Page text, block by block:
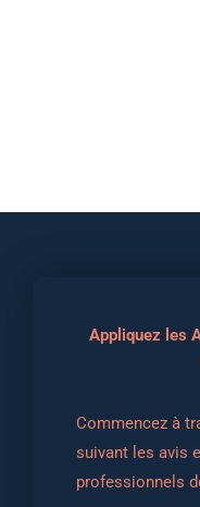
Appliquez les
Commencez à
suivant les avis
professionnels